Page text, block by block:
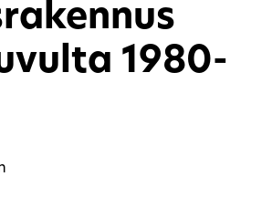
1980-